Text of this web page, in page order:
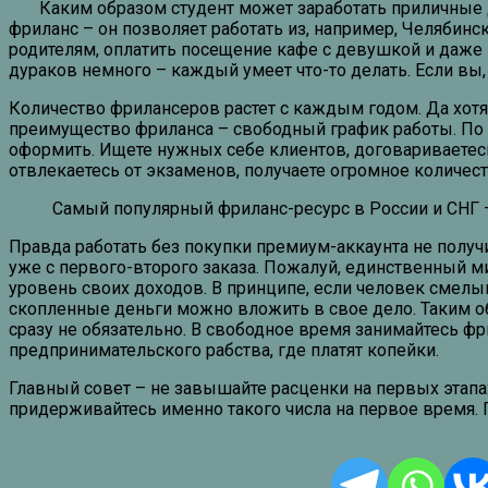
Каким образом студент может заработать приличные
фриланс – он позволяет работать из, например,
родителям, оплатить посещение кафе с девушкой и
дураков немного – каждый умеет что-то делать. Если
Количество фрилансеров растет с каждым годом. Да
преимущество фриланса – свободный график работы.
оформить. Ищете нужных себе клиентов,
отвлекаетесь от экзаменов, получаете огромное
Самый популярный фриланс-ресурс в России и СНГ
Правда работать без покупки премиум-аккаунта не
уже с первого-второго заказа. Пожалуй, единственный
уровень своих доходов. В принципе, если человек
скопленные деньги можно вложить в свое дело. Таким
сразу не обязательно. В свободное время занимайтесь
предпринимательского рабства, где платят копейки.
Главный совет – не завышайте расценки на первых
придерживайтесь именно такого числа на первое